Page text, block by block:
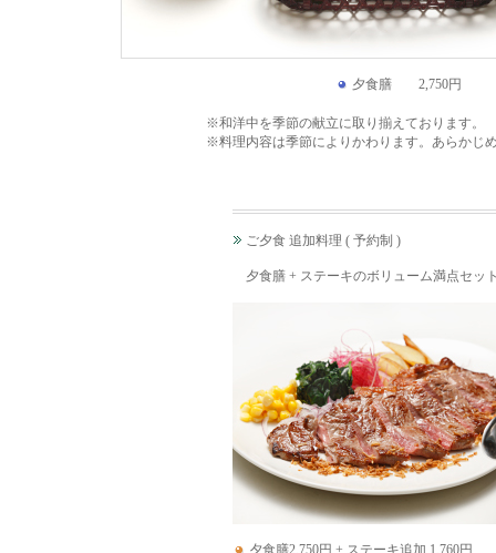
夕食膳 2,750円
※和洋中を季節の献立に取り揃えております。
※料理内容は季節によりかわります。あらかじ
ご夕食 追加料理 ( 予約制 )
夕食膳 + ステーキのボリューム満点セッ
夕食膳2,750円 + ステーキ追加 1,760円